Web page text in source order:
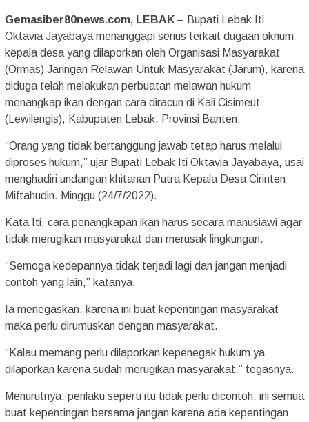
Gemasiber80news.com, LEBAK – Bupati Lebak Iti
Oktavia Jayabaya menanggapi serius terkait dugaan oknum
kepala desa yang dilaporkan oleh Organisasi Masyarakat
(Ormas) Jaringan Relawan Untuk Masyarakat (Jarum), karena
diduga telah melakukan perbuatan melawan hukum
menangkap ikan dengan cara diracun di Kali Cisimeut
(Lewilengis), Kabupaten Lebak, Provinsi Banten.
“Orang yang tidak bertanggung jawab tetap harus melalui
diproses hukum,” ujar Bupati Lebak Iti Oktavia Jayabaya, usai
menghadiri undangan khitanan Putra Kepala Desa Cirinten
Miftahudin. Minggu (24/7/2022).
Kata Iti, cara penangkapan ikan harus secara manusiawi agar
tidak merugikan masyarakat dan merusak lingkungan.
“Semoga kedepannya tidak terjadi lagi dan jangan menjadi
contoh yang lain,” katanya.
Ia menegaskan, karena ini buat kepentingan masyarakat
maka perlu dirumuskan dengan masyarakat.
“Kalau memang perlu dilaporkan kepenegak hukum ya
dilaporkan karena sudah merugikan masyarakat,” tegasnya.
Menurutnya, perilaku seperti itu tidak perlu dicontoh, ini semua
buat kepentingan bersama jangan karena ada kepentingan